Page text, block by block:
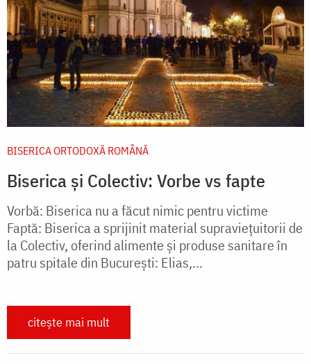
BISERICA ORTODOXĂ ROMÂNĂ
Biserica și Colectiv: Vorbe vs fapte
Vorbă: Biserica nu a făcut nimic pentru victime
Faptă: Biserica a sprijinit material supravieţuitorii de
la Colectiv, oferind alimente şi produse sanitare în
patru spitale din Bucureşti: Elias,...
citește mai mult